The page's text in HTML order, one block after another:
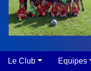
Le Club Equipes